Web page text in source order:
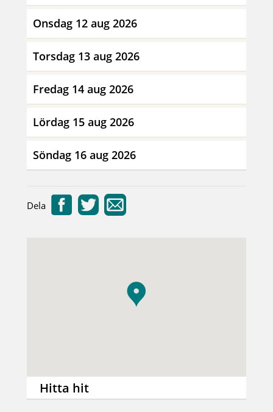
Onsdag 12 aug 2026
Torsdag 13 aug 2026
Fredag 14 aug 2026
Lördag 15 aug 2026
Söndag 16 aug 2026
Dela
Hitta hit